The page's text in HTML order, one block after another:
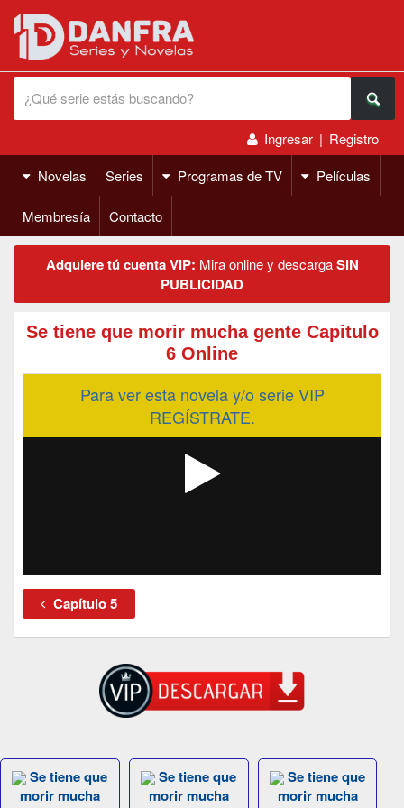
Ingresar | Registro
Novelas
Series Programas de TV Películas
Membresía Contacto
Adquiere tú cuenta VIP: Mira online y descargaSIN
PUBLICIDAD
Se tiene que morir mucha gente Capitulo
6 Online
Para ver esta novela y/o serie VIP
REGÍSTRATE.
Capítulo 5
Se tiene que
morir mucha
Se tiene que
morir mucha
Se tiene que
morir mucha